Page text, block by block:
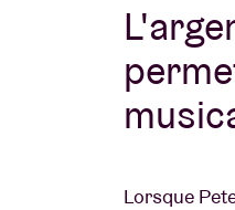
Lorsque